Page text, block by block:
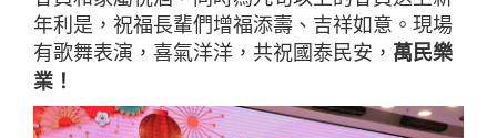
年利是，祝福長輩們增福添壽、吉祥如意。現場
有歌舞表演，喜氣洋洋，共祝國泰民安， 萬民樂
業！